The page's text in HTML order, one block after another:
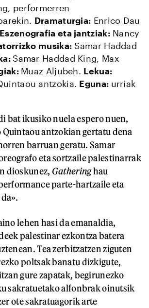
performerren
Dramaturgia: Enrico Dau
Eszenografia eta jantziak:Nancy
musika: Samar Haddad
Samar Haddad King, Max
Muaz Aljubeh. Lekua:
antzokia. Eguna: urriak
bat ikusiko nuela espero nuen,
antzokian gertatu dena
barruan geratu. Samar
eta sortzaile palestinarrak
dioskunez, Gatheringhau
parte-hartzaile eta
lehen hasi da emanaldia,
palestinar ezkontza batera
Tea zerbitzatzen ziguten
poltsak banatu dizkigute,
gure zapatak, begirunezko
sakratuetako alfonbrak oinutsik
ote sakratuagorik arte